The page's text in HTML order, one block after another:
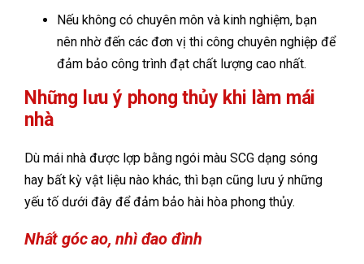
Nếu không có chuyên môn và kinh nghiệm, bạn
nên nhờ đến các đơn vị thi công chuyên nghiệp để
đảm bảo công trình đạt chất lượng cao nhất.
Những lưu ý phong thủy khi làm mái
nhà
Dù mái nhà được lợp bằng ngói màu SCG dạng sóng
hay bất kỳ vật liệu nào khác, thì bạn cũng lưu ý những
yếu tố dưới đây để đảm bảo hài hòa phong thủy.
Nhất góc ao, nhì đao đình